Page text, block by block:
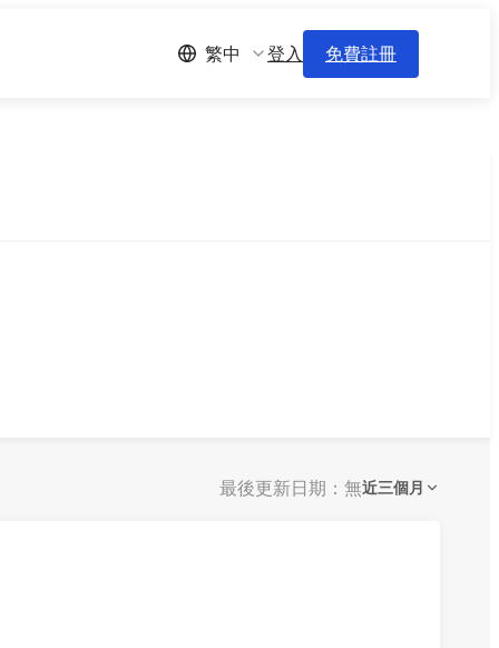
繁中 登入 免費註冊
最後更新日期：無近三個月